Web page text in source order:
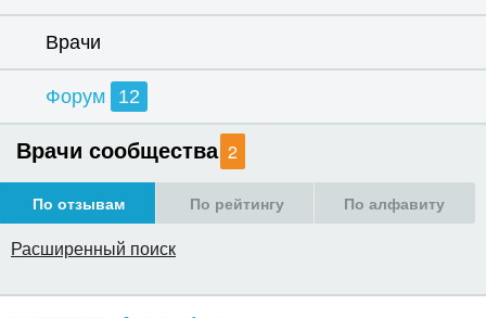
Врачи
Форум 12
Врачи сообщества 2
По отзывам По рейтингу По алфавиту
Расширенный поиск